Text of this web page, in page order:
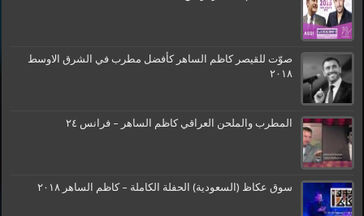
صوّت للقيصر كاظم الساهر كأفضل مطرب في الشرق الاوسط
٢٠١٨
المطرب والملحن العراقي كاظم الساهر – فرانس ٢٤
سوق عكاظ (السعودية) الحفلة الكاملة – كاظم الساهر ٢٠١٨